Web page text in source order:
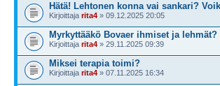
Hätä! Lehtonen konna vai sankari?
Kirjoittaja rita4 » 09.12.2025 20:05
Myrkyttääkö Bovaer ihmiset ja
Kirjoittaja rita4 » 29.11.2025 09:39
Miksei terapia toimi?
Kirjoittaja rita4 » 07.11.2025 16:34